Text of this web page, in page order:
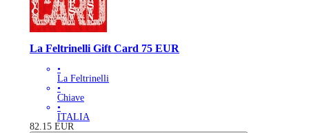
La Feltrinelli Gift Card 75 EUR
•
La Feltrinelli
•
Chiave
•
ITALIA
82.15 EUR